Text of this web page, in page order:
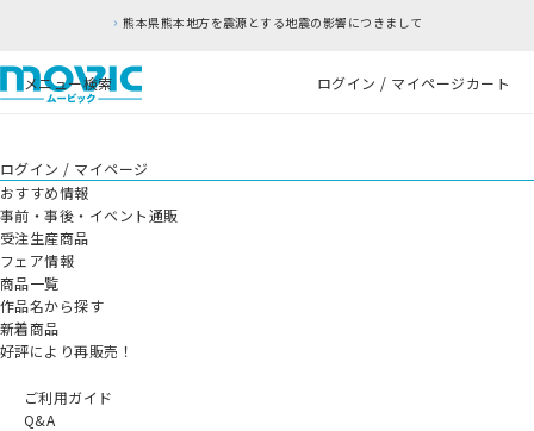
熊本県熊本地方を震源とする地震の影響につきまして
メニュー検索 ログイン / マイページカート
ログイン / マイページ
おすすめ情報
事前・事後・イベント通販
受注生産商品
フェア情報
商品一覧
作品名から探す
新着商品
好評により再販売！
ご利用ガイド
Q&A